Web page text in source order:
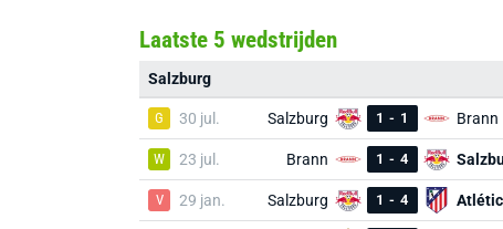
Laatste 5 wedstrijden
Salzburg
G 30 jul. Salzburg 1 - 1 Brann
W 23 jul. Brann 1 - 4
V 29 jan. Salzburg 1 - 4